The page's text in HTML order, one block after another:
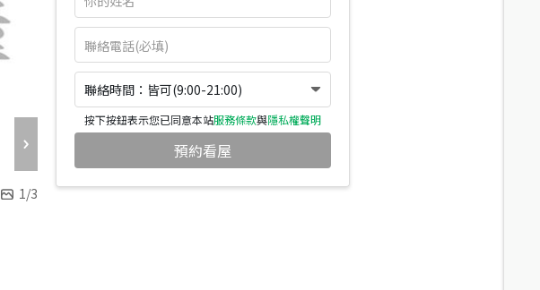
1/3
聯絡時間：皆可(9:00-21:00)
按下按鈕表示您已同意本站服務條款與隱私權聲明
預約看屋